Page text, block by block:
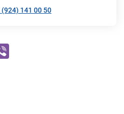
(924) 141 00 50